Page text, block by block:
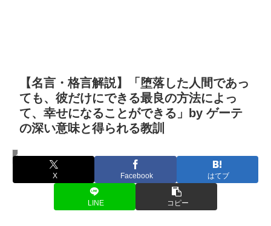
【名言・格言解説】「堕落した人間であっ
ても、彼だけにできる最良の方法によっ
て、幸せになることができる」by ゲーテ
の深い意味と得られる教訓
名言・格言
X Facebook はてブ
LINE コピー